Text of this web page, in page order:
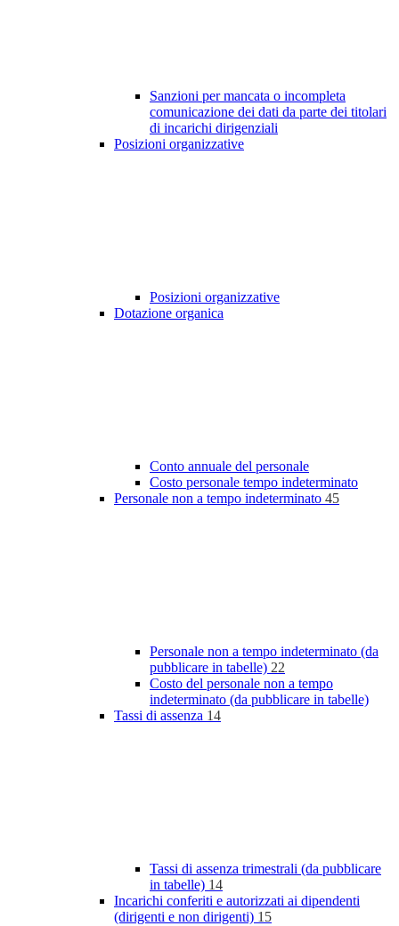
Sanzioni per mancata o incompleta
comunicazione dei dati da parte dei titolari
di incarichi dirigenziali
Posizioni organizzative
Posizioni organizzative
Dotazione organica
Conto annuale del personale
Costo personale tempo indeterminato
Personale non a tempo indeterminato 45
Personale non a tempo indeterminato (da
pubblicare in tabelle) 22
Costo del personale non a tempo
indeterminato (da pubblicare in tabelle)
Tassi di assenza 14
Tassi di assenza trimestrali (da pubblicare
in tabelle) 14
Incarichi conferiti e autorizzati ai dipendenti
(dirigenti e non dirigenti) 15